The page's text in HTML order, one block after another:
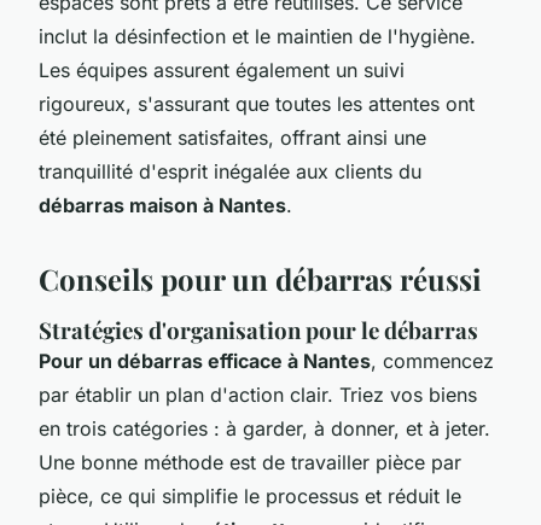
inclut la désinfection et le maintien de l'hygiène.
Les équipes assurent également un suivi
rigoureux, s'assurant que toutes les attentes ont
été pleinement satisfaites, offrant ainsi une
tranquillité d'esprit inégalée aux clients du
débarras maison à Nantes.
Conseils pour un débarras réussi
Stratégies d'organisation pour le débarras
Pour un débarras efficace à Nantes, commencez
par établir un plan d'action clair. Triez vos biens
en trois catégories : à garder, à donner, et à jeter.
Une bonne méthode est de travailler pièce par
pièce, ce qui simplifie le processus et réduit le